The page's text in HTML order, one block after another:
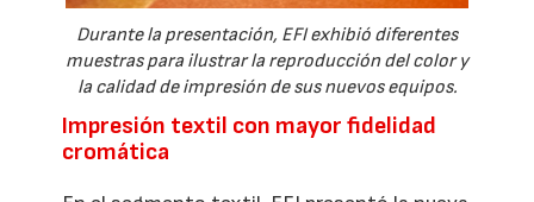
Durante la presentación, EFI exhibió diferentes
muestras para ilustrar la reproducción del color y
la calidad de impresión de sus nuevos equipos.
Impresión textil con mayor fidelidad
cromática